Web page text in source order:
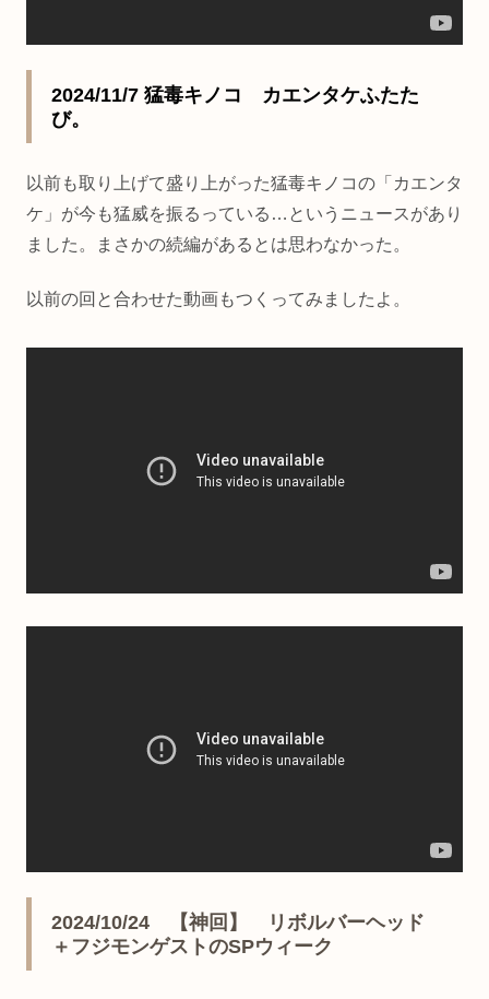
2024/11/7 猛毒キノコ カエンタケふたた
び。
以前も取り上げて盛り上がった猛毒キノコの「カエンタ
ケ」が今も猛威を振るっている…というニュースがあり
ました。まさかの続編があるとは思わなかった。
以前の回と合わせた動画もつくってみましたよ。
2024/10/24 【神回】 リボルバーヘッド
＋フジモンゲストのSPウィーク